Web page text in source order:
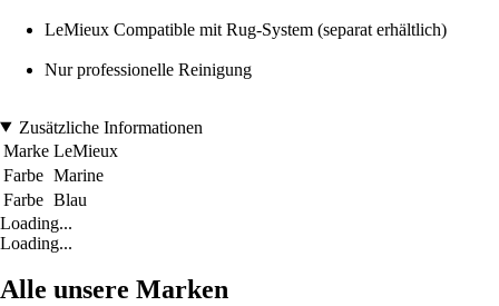
LeMieux Compatible mit Rug-System (separat erhältlich)
Nur professionelle Reinigung
Zusätzliche Informationen
Marke LeMieux
Farbe Marine
Farbe Blau
Loading...
Loading...
Alle unsere Marken